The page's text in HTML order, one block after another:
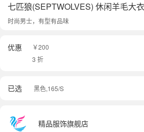
七匹狼(SEPTWOLVES) 休闲羊毛大衣
时尚男士，有型有品味
优惠
￥200
3 折
已选 黑色,165/S
精品服饰旗舰店